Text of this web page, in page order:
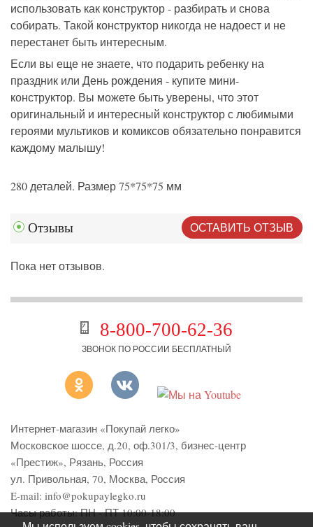
использовать как конструктор - разбирать и снова
собирать. Такой конструктор никогда не надоест и не
перестанет быть интересным.
Если вы еще не знаете, что подарить ребенку на
праздник или День рождения - купите мини-
конструктор. Вы можете быть уверены, что этот
оригинальный и интересный конструктор с любимыми
героями мультиков и комиксов обязательно понравится
каждому малышу!
280 деталей. Размер 75*75*75 мм
Отзывы ОСТАВИТЬ ОТЗЫВ
Пока нет отзывов.
8-800-700-62-36
ЗВОНОК ПО РОССИИ БЕСПЛАТНЫЙ
Интернет-магазин «Покупай легко»
Московское шоссе, д.20, оф.301/3, бизнес-центр
«Престиж», Рязань, Россия
ул. Привольная, 70, Москва, Россия
E-mail: info@pokupaylegko.ru
Часы работы:ПН - ПТ 10:00-18:00